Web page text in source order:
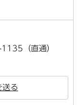
（直通）
送る